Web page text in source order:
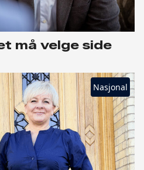
må velge side
Nasjonal